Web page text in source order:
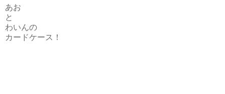
あお
と
わいんの
カードケース！